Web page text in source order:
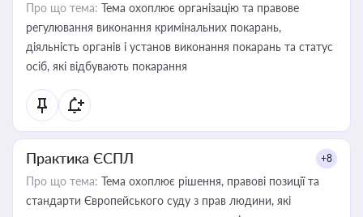
Про що тема: Тема охоплює організацію та правове
регулювання виконання кримінальних покарань,
діяльність органів і установ виконання покарань та статус
осіб, які відбувають покарання
Практика ЄСПЛ +8
Про що тема: Тема охоплює рішення, правові позиції та
стандарти Європейського суду з прав людини, які